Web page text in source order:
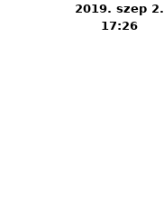
2019. szep 2.
17:26